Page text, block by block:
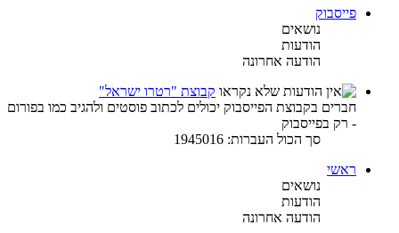
פייסבוק
נושאים
הודעות
הודעה אחרונה
קבוצת "רטרו ישראל"
חברים בקבוצת הפייסבוק יכולים לכתוב פוסטים ולהגיב כמו בפורום
- רק בפייסבוק
סך הכול העברות: 1945016
ראשי
נושאים
הודעות
הודעה אחרונה